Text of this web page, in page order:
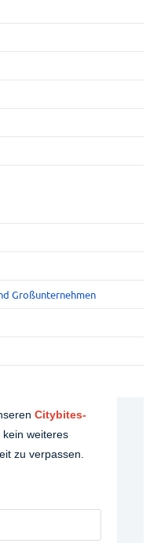
Großunternehmen
Citybites-
weiteres
zu verpassen.